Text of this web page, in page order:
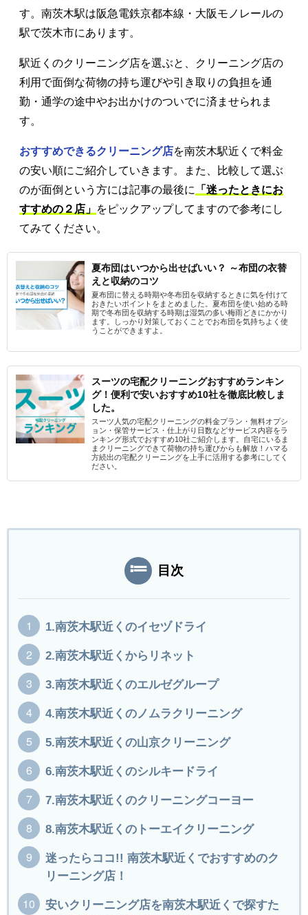
す。南茨木駅は阪急電鉄京都本線・大阪モノレールの
駅で茨木市にあります。
駅近くのクリーニング店を選ぶと、クリーニング店の
利用で面倒な荷物の持ち運びや引き取りの負担を通
勤・通学の途中やお出かけのついでに済ませられま
す。
おすすめできるクリーニング店を南茨木駅近くで料金
の安い順にご紹介していきます。また、比較して選ぶ
のが面倒という方には記事の最後に
「迷ったときにお
すすめの２店」 をピックアップしてますので参考にし
てみてください。
夏布団はいつから出せばいい？ ～布団の衣替
えと収納のコツ
夏布団に替える時期や冬布団を収納するときに気を付けて
おきたいポイントをまとめました。夏布団を使い始める時
期で冬布団を収納する時期は湿気の多い梅雨どきにかかり
ます。しっかり対策しておくことでお布団を気持ちよく使
うことができますよ。
スーツの宅配クリーニングおすすめランキン
グ！便利で安いおすすめ10社を徹底比較しま
した。
スーツ人気の宅配クリーニングの料金プラン・無料オプシ
ョン・保管サービス・仕上がり日数などサービス内容をラ
ンキング形式でおすすめ10社ご紹介します。自宅にいるま
まクリーニングできて荷物の持ち運びからも解放！ハマる
方続出の宅配クリーニングを上手に活用する参考にしてく
ださい。
目次
1.南茨木駅近くのイセヅドライ
2.南茨木駅近くからリネット
3.南茨木駅近くのエルゼグループ
4.南茨木駅近くのノムラクリーニング
5.南茨木駅近くの山京クリーニング
6.南茨木駅近くのシルキードライ
7.南茨木駅近くのクリーニングコーヨー
8.南茨木駅近くのトーエイクリーニング
迷ったらココ!! 南茨木駅近くでおすすめのク
リーニング店！
安いクリーニング店を南茨木駅近くで探すた